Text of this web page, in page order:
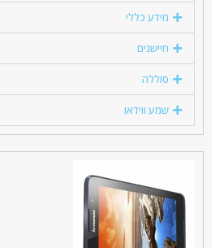
מידע כללי
חיישנים
סוללה
שמע ווידאו